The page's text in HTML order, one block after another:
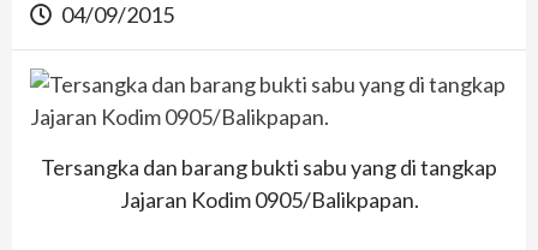
04/09/2015
Tersangka dan barang bukti sabu yang di tangkap
Jajaran Kodim 0905/Balikpapan.